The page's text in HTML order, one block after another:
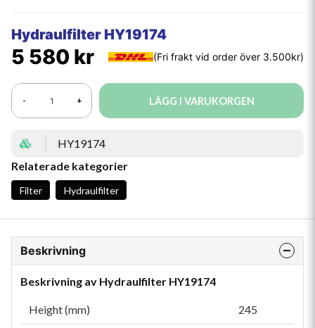
Hydraulfilter HY19174
5 580 kr
- + LÄGG I VARUKORGEN
HY19174
Relaterade kategorier
Filter Hydraulfilter
Beskrivning
Beskrivning av Hydraulfilter HY19174
Height (mm) 245